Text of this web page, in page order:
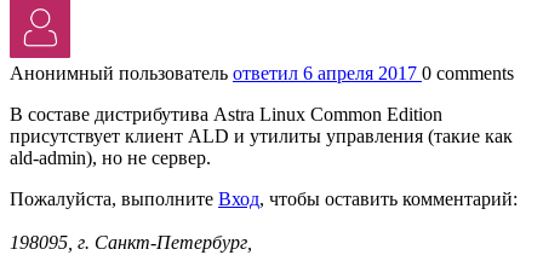
Анонимный пользователь ответил 6 апреля 2017 0 comments
В составе дистрибутива Astra Linux Common Edition
присутствует клиент ALD и утилиты управления (такие как
ald-admin), но не сервер.
Пожалуйста, выполните Вход, чтобы оставить комментарий:
198095, г. Санкт-Петербург,